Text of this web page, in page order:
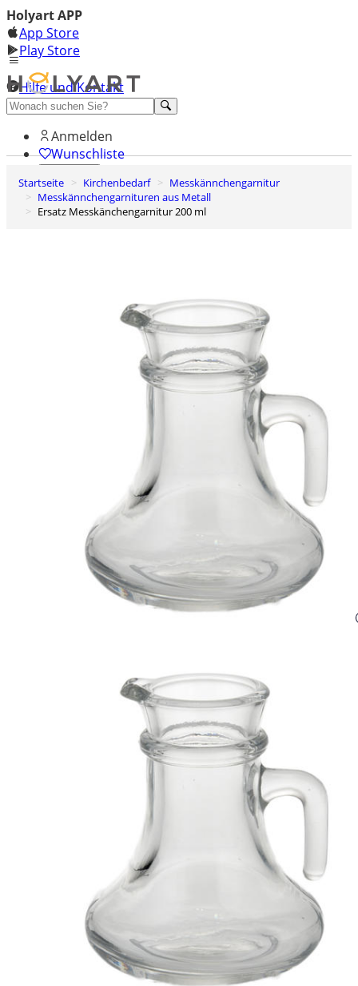
Holyart APP
App Store
Play Store
Hilfe und Kontakt
Entdecken Sie Premium
Anmelden
Wunschliste
0
Warenkorb
Startseite Kirchenbedarf
Messkännchengarnitur
Messkännchengarnituren aus Metall
Ersatz Messkänchengarnitur 200 ml